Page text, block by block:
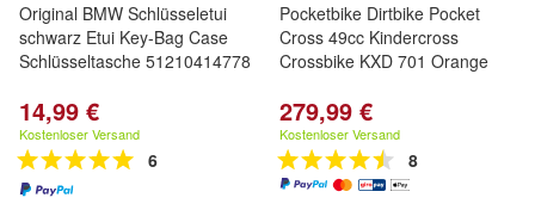
Original BMW Schlüsseletui
schwarz Etui Key-Bag Case
Schlüsseltasche 51210414778
14,99 €
Kostenloser Versand
6
Pocketbike Dirtbike Pocket
Cross 49cc Kindercross
Crossbike KXD 701 Orange
279,99 €
Kostenloser Versand
8